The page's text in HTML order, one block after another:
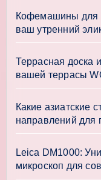
Кофемашины для
ваш утренний
Террасная доска
вашей террасы
Какие азиатские
направлений для
Leica DM1000:
микроскоп для